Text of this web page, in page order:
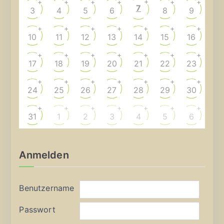
3
+
4
+
5
+
6
+
7 8
+
9
+
10
+
11
+
12
+
13
+
14
+
15
+
16
+
17
+
18
+
19
+
20
+
21
+
22
+
23
+
24
+
25
+
26
+
27
+
28
+
29
+
30
+
31
+
1
+
2
+
3
+
4
+
5
+
6
+
Anmelden
Benutzername
Passwort